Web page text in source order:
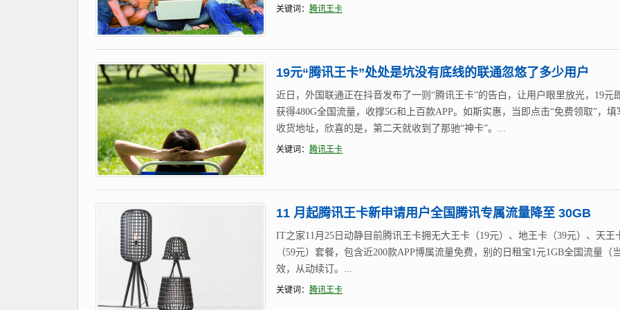
关键词： 腾讯王卡
19元“腾讯王卡”处处是坑没有底线的联通忽悠了多少用户
近日，外国联通正在抖音发布了一则“腾讯王卡”的告白，让用户眼里放光，19元
获得480G全国流量，收撑5G和上百款APP。如斯实惠，当即点击“免费领取”，填
收货地址，欣喜的是，第二天就收到了那驰“神卡”。...
关键词： 腾讯王卡
11 月起腾讯王卡新申请用户全国腾讯专属流量降至 30GB
IT之家11月25日动静目前腾讯王卡拥无大王卡（19元）、地王卡（39元）、天王
（59元）套餐，包含近200款APP博属流量免费，别的日租宝1元1GB全国流量（
效，从动续订。...
关键词： 腾讯王卡